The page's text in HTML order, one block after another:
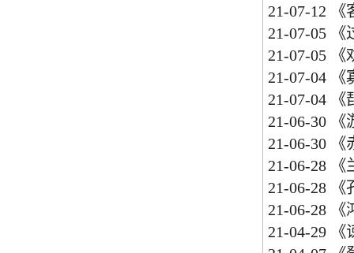
21-07-12
21-07-05
21-07-05
21-07-04
21-07-04
21-06-30
21-06-30
21-06-28
21-06-28
21-06-28
21-04-29